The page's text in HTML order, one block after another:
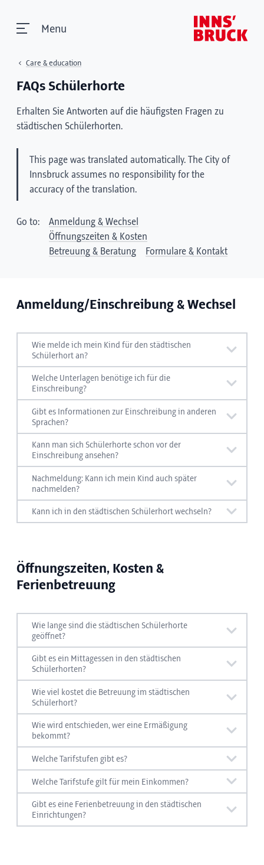
Menu
Care & education
FAQs Schülerhorte
Erhalten Sie Antworten auf die häufigsten Fragen zu
städtischen Schülerhorten.
This page was translated automatically. The City of
Innsbruck assumes no responsibility for the
accuracy of the translation.
Go to:
Anmeldung & Wechsel
Öffnungszeiten & Kosten
Betreuung & Beratung
Formulare & Kontakt
Anmeldung/Einschreibung & Wechsel
Wie melde ich mein Kind für den städtischen
Schülerhort an?
Hier finden Sie mehr Infos zur Anmeldung Ihres
Kindes im städtischen Schülerhort:
Anmeldung Schülerhort
Welche Unterlagen benötige ich für die
Einschreibung?
Hier erfahren Sie, welche Unterlagen Sie
benötigen, wenn Sie Ihr Kind in einem städtischen
Schülerhort anmelden möchten:
Erforderliche Unterlagen - Anmeldung
Gibt es Informationen zur Einschreibung in anderen
Sprachen?
Hier erhalten Sie Infos in anderen Sprachen:
Infos in anderen Sprachen
Kann man sich Schülerhorte schon vor der
Einschreibung ansehen?
Vor der Einschreibung können Sie sich bei den
„Tagen der offenen Tür“ die städtischen
Schülerhorte ganz unkompliziert ansehen und
sich bei der Leitung über den jeweiligen
Tage der offenen Tür
Nachmeldung: Kann ich mein Kind auch später
nachmelden?
Hier finden Sie Infos zur Nachanmeldung für
einen städtischen Schülerhort:
Nachanmeldung
Kann ich in den städtischen Schülerhort wechseln?
übermitteln.
Die Zuteilung der Plätze erfolgt nach den
ersten zwei SchulwochenEnde September.
Die elektronische Nachanmeldung garantiert
keinen Anspruch
Schülerhort.
Öffnungszeiten, Kosten &
Ferienbetreuung
Wie lange sind die städtischen Schülerhorte
geöffnet?
Die Öffnungszeiten finden Sie hier:
Öffnungszeiten Schülerhorte
Gibt es ein Mittagessen in den städtischen
Schülerhorten?
Infos zum Mittagstisch finden Sie hier:
Mittagstisch Schülerhorte
Wie viel kostet die Betreuung im städtischen
Schülerhort?
Infos zu den Kosten in den städtischen
Schülerhorten finden Sie hier:
Kosten Schülerhorte
Wie wird entschieden, wer eine Ermäßigung
bekommt?
Infos zu den Voraussetzungen für die Ermäßigung
finden Sie hier:
Welche Tarifstufen gibt es?
Welche Tarifstufen es gibt, finden Sie hier:
Welche Tarifstufe gilt für mein Einkommen?
In welche Tarifstufe Ihr Einkommen fällt, finden
Sie hier:
Gibt es eine Ferienbetreuung in den städtischen
Einrichtungen?